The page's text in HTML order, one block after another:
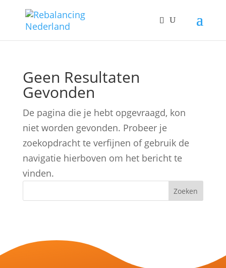
Geen Resultaten
Gevonden
De pagina die je hebt opgevraagd, kon
niet worden gevonden. Probeer je
zoekopdracht te verfijnen of gebruik de
navigatie hierboven om het bericht te
vinden.
Zoeken